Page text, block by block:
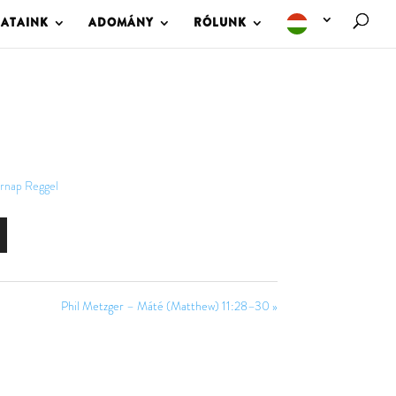
ADOMÁNY RÓLUNK
Reggel
Phil Metzger – Máté (Matthew) 11:28–30 »